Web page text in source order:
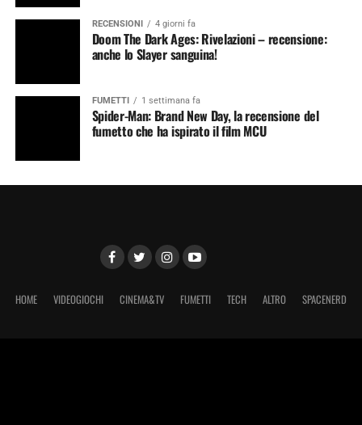
RECENSIONI 4 giorni fa
Doom The Dark Ages: Rivelazioni – recensione:
anche lo Slayer sanguina!
FUMETTI 1 settimana fa
Spider-Man: Brand New Day, la recensione del
fumetto che ha ispirato il film MCU
HOME VIDEOGIOCHI CINEMA&TV FUMETTI TECH ALTRO SPACENERD